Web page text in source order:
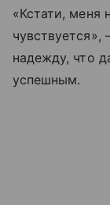
«Кстати, меня
надежду, что
успешным.